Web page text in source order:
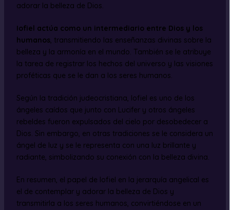
adorar la belleza de Dios.
Iofiel actúa como un intermediario entre Dios y los
humanos, transmitiendo las enseñanzas divinas sobre la
belleza y la armonía en el mundo. También se le atribuye
la tarea de registrar los hechos del universo y las visiones
proféticas que se le dan a los seres humanos.
Según la tradición judeocristiana, Iofiel es uno de los
ángeles caídos que junto con Lucifer y otros ángeles
rebeldes fueron expulsados del cielo por desobedecer a
Dios. Sin embargo, en otras tradiciones se le considera un
ángel de luz y se le representa con una luz brillante y
radiante, simbolizando su conexión con la belleza divina.
En resumen, el papel de Iofiel en la jerarquía angelical es
el de contemplar y adorar la belleza de Dios y
transmitirla a los seres humanos, convirtiéndose en un